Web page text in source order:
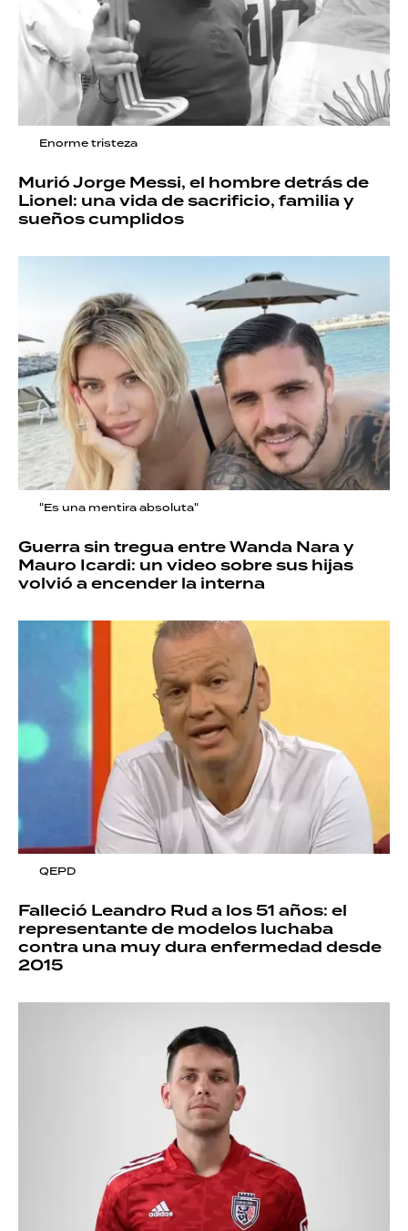
Enorme tristeza
Murió Jorge Messi, el hombre detrás de
Lionel: una vida de sacrificio, familia y
sueños cumplidos
"Es una mentira absoluta"
Guerra sin tregua entre Wanda Nara y
Mauro Icardi: un video sobre sus hijas
volvió a encender la interna
QEPD
Falleció Leandro Rud a los 51 años: el
representante de modelos luchaba
contra una muy dura enfermedad desde
2015